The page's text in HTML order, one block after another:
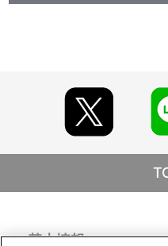
基本情報